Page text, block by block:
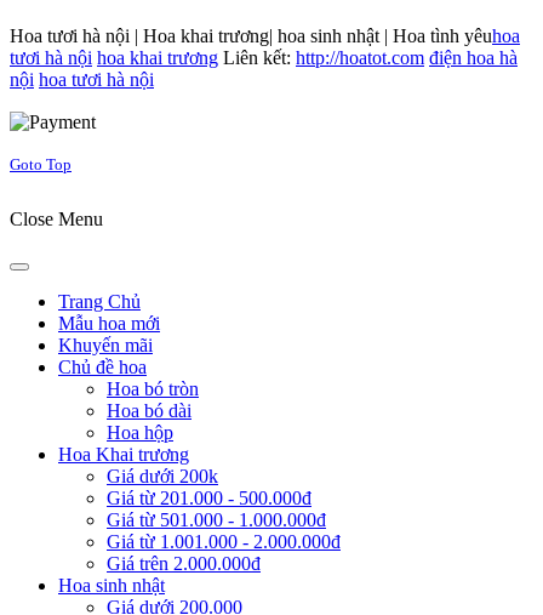
Hoa tươi hà nội | Hoa khai trương| hoa sinh nhật | Hoa tình yêuhoa
tươi hà nội hoa khai trương Liên kết: http://hoatot.com điện hoa hà
nội hoa tươi hà nội
Goto Top
Close Menu
Trang Chủ
Mẫu hoa mới
Khuyến mãi
Chủ đề hoa
Hoa bó tròn
Hoa bó dài
Hoa hộp
Hoa Khai trương
Giá dưới 200k
Giá từ 201.000 - 500.000đ
Giá từ 501.000 - 1.000.000đ
Giá từ 1.001.000 - 2.000.000đ
Giá trên 2.000.000đ
Hoa sinh nhật
Giá dưới 200.000